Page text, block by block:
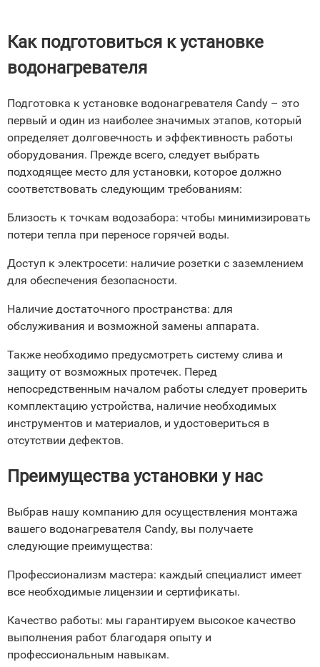
Как подготовиться к установке
водонагревателя
Подготовка к установке водонагревателя Candy – это
первый и один из наиболее значимых этапов, который
определяет долговечность и эффективность работы
оборудования. Прежде всего, следует выбрать
подходящее место для установки, которое должно
соответствовать следующим требованиям:
Близость к точкам водозабора: чтобы минимизировать
потери тепла при переносе горячей воды.
Доступ к электросети: наличие розетки с заземлением
для обеспечения безопасности.
Наличие достаточного пространства: для
обслуживания и возможной замены аппарата.
Также необходимо предусмотреть систему слива и
защиту от возможных протечек. Перед
непосредственным началом работы следует проверить
комплектацию устройства, наличие необходимых
инструментов и материалов, и удостовериться в
отсутствии дефектов.
Преимущества установки у нас
Выбрав нашу компанию для осуществления монтажа
вашего водонагревателя Candy, вы получаете
следующие преимущества:
Профессионализм мастера: каждый специалист имеет
все необходимые лицензии и сертификаты.
Качество работы: мы гарантируем высокое качество
выполнения работ благодаря опыту и
профессиональным навыкам.